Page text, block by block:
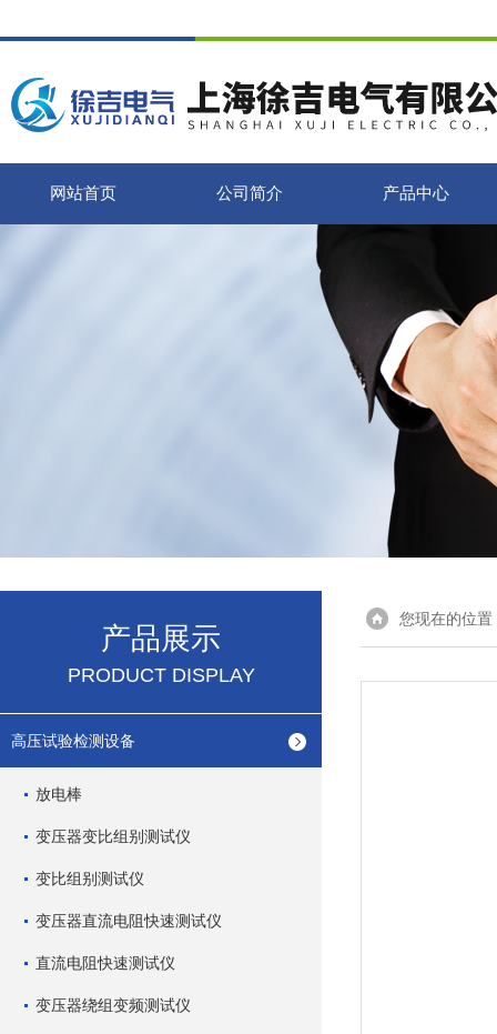
网站首页 公司简介 产品中心
产品展示
PRODUCT DISPLAY
高压试验检测设备
放电棒
变压器变比组别测试仪
变比组别测试仪
变压器直流电阻快速测试仪
直流电阻快速测试仪
变压器绕组变频测试仪
您现在的位置